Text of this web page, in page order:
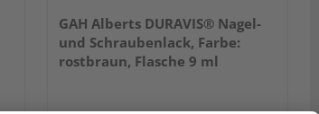
GAH Alberts DURAVIS® Nagel-
und Schraubenlack, Farbe:
rostbraun, Flasche 9 ml